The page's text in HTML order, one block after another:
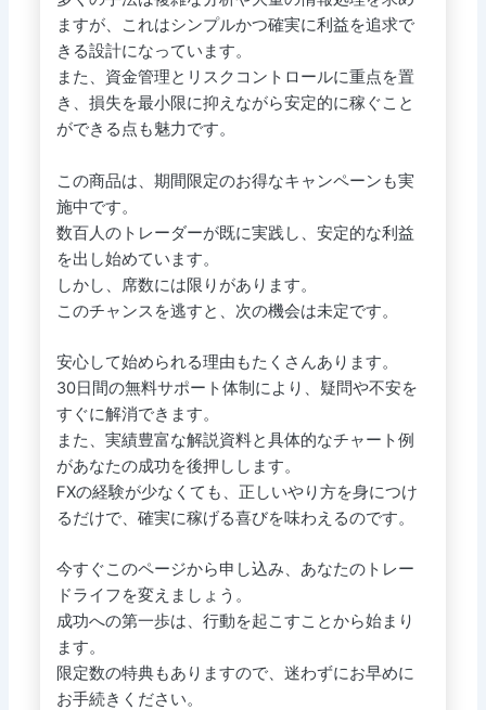
ますが、これはシンプルかつ確実に利益を追求で
きる設計になっています。
また、資金管理とリスクコントロールに重点を置
き、損失を最小限に抑えながら安定的に稼ぐこと
ができる点も魅力です。
この商品は、期間限定のお得なキャンペーンも実
施中です。
数百人のトレーダーが既に実践し、安定的な利益
を出し始めています。
しかし、席数には限りがあります。
このチャンスを逃すと、次の機会は未定です。
安心して始められる理由もたくさんあります。
30日間の無料サポート体制により、疑問や不安を
すぐに解消できます。
また、実績豊富な解説資料と具体的なチャート例
があなたの成功を後押しします。
FXの経験が少なくても、正しいやり方を身につけ
るだけで、確実に稼げる喜びを味わえるのです。
今すぐこのページから申し込み、あなたのトレー
ドライフを変えましょう。
成功への第一歩は、行動を起こすことから始まり
ます。
限定数の特典もありますので、迷わずにお早めに
お手続きください。